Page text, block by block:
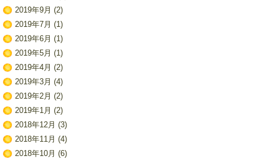
2019年9月 (2)
2019年7月 (1)
2019年6月 (1)
2019年5月 (1)
2019年4月 (2)
2019年3月 (4)
2019年2月 (2)
2019年1月 (2)
2018年12月 (3)
2018年11月 (4)
2018年10月 (6)